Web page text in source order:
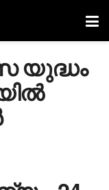
യുദ്ധം